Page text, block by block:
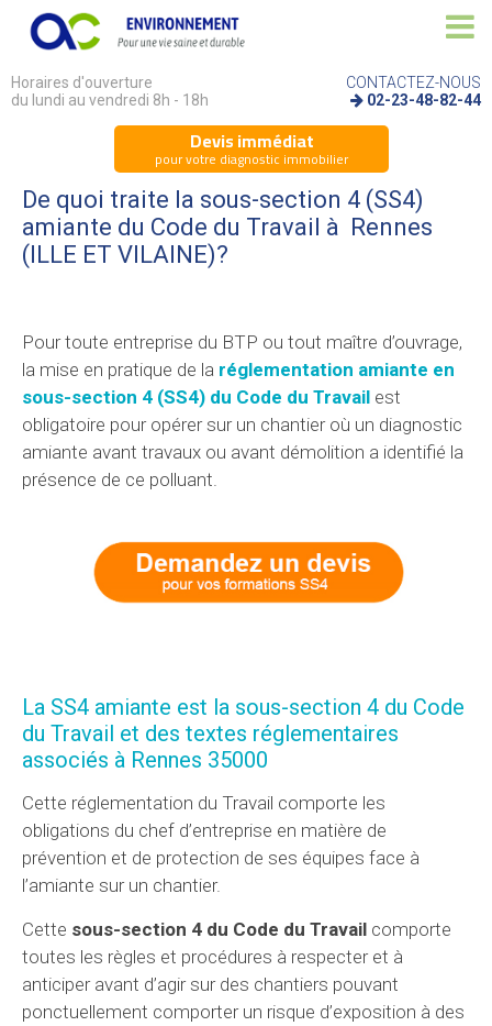
Horaires d'ouverture
du lundi au vendredi 8h - 18h
CONTACTEZ-NOUS
02-23-48-82-44
Devis immédiat
pour votre diagnostic immobilier
De quoi traite la sous-section 4 (SS4)
amiante du Code du Travail à Rennes
(ILLE ET VILAINE)?
Pour toute entreprise du BTP ou tout maître d’ouvrage,
la mise en pratique de la réglementation amiante en
sous-section 4 (SS4) du Code du Travail est
obligatoire pour opérer sur un chantier où un diagnostic
amiante avant travaux ou avant démolition a identifié la
présence de ce polluant.
La SS4 amiante est la sous-section 4 du Code
du Travail et des textes réglementaires
associés à Rennes 35000
Cette réglementation du Travail comporte les
obligations du chef d’entreprise en matière de
prévention et de protection de ses équipes face à
l’amiante sur un chantier.
Cette sous-section 4 du Code du Travail comporte
toutes les règles et procédures à respecter et à
anticiper avant d’agir sur des chantiers pouvant
ponctuellement comporter un risque d’exposition à des